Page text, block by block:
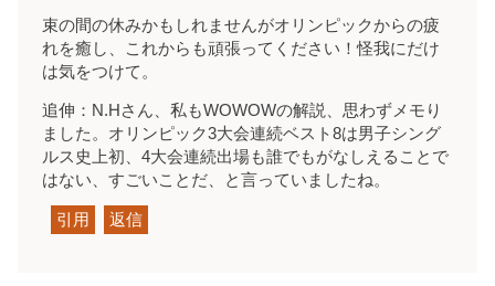
束の間の休みかもしれませんがオリンピックからの疲
れを癒し、これからも頑張ってください！怪我にだけ
は気をつけて。
追伸：N.Hさん、私もWOWOWの解説、思わずメモり
ました。オリンピック3大会連続ベスト8は男子シング
ルス史上初、4大会連続出場も誰でもがなしえることで
はない、すごいことだ、と言っていましたね。
引用 返信